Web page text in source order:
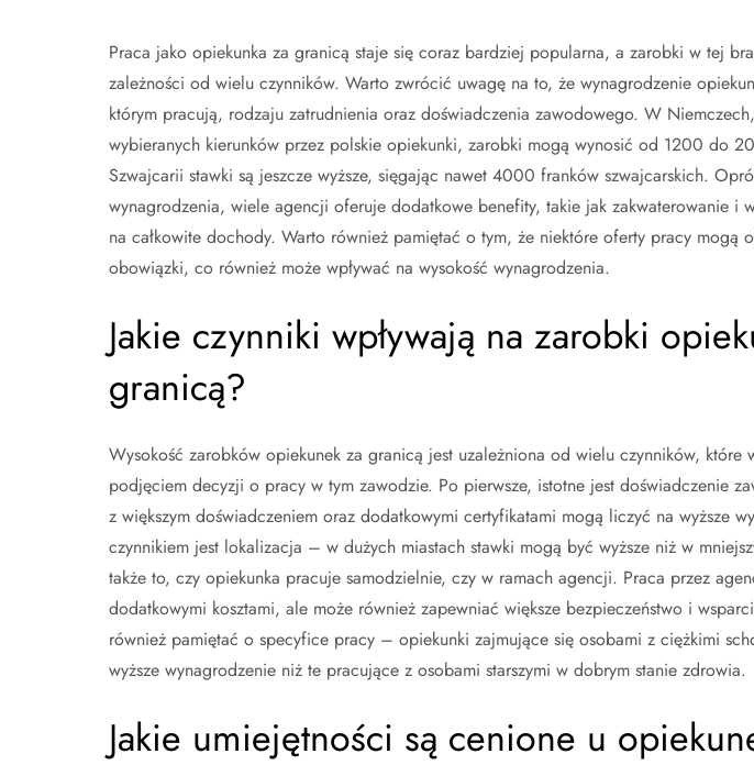
Praca jako opiekunka za granicą staje się coraz bardziej popularna, a zarobki w tej
zależności od wielu czynników. Warto zwrócić uwagę na to, że wynagrodzenie
którym pracują, rodzaju zatrudnienia oraz doświadczenia zawodowego. W
wybieranych kierunków przez polskie opiekunki, zarobki mogą wynosić od 1200 do
Szwajcarii stawki są jeszcze wyższe, sięgając nawet 4000 franków szwajcarskich.
wynagrodzenia, wiele agencji oferuje dodatkowe benefity, takie jak zakwaterowanie i
na całkowite dochody. Warto również pamiętać o tym, że niektóre oferty pracy mogą
obowiązki, co również może wpływać na wysokość wynagrodzenia.
Jakie czynniki wpływają na zarobki
granicą?
Wysokość zarobków opiekunek za granicą jest uzależniona od wielu czynników,
podjęciem decyzji o pracy w tym zawodzie. Po pierwsze, istotne jest doświadczenie
z większym doświadczeniem oraz dodatkowymi certyfikatami mogą liczyć na wyższe
czynnikiem jest lokalizacja – w dużych miastach stawki mogą być wyższe niż w
także to, czy opiekunka pracuje samodzielnie, czy w ramach agencji. Praca przez
dodatkowymi kosztami, ale może również zapewniać większe bezpieczeństwo i
również pamiętać o specyfice pracy – opiekunki zajmujące się osobami z ciężkimi
wyższe wynagrodzenie niż te pracujące z osobami starszymi w dobrym stanie zdrowia.
Jakie umiejętności są cenione u